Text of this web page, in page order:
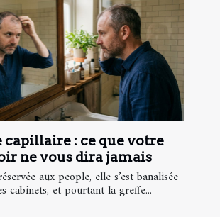
capillaire : ce que votre
ne vous dira jamais
aux people, elle s’est banalisée
cabinets, et pourtant la greffe...